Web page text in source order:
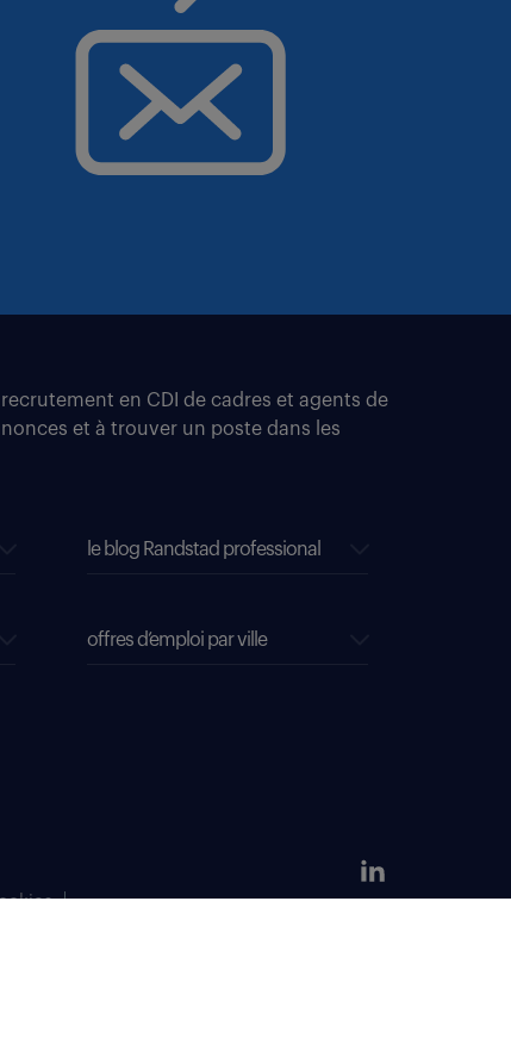
en CDI de cadres et agents de
et à trouver un poste dans les
le blog Randstad professional
offres d’emploi par ville